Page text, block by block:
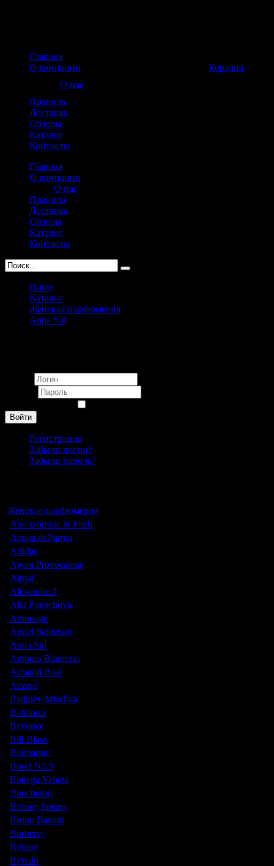
Корзина
Главная
О компании
О нас
Правила
Доставка
Обзоры
Каталог
Контакты
Главная
О компании
О нас
Правила
Доставка
Обзоры
Каталог
Контакты
Home
Каталог
Женская парфюмерия
Anna Sui
Войти
Регистрация
Забыли логин?
Забыли пароль?
Женская парфюмерия
Abercrombie & Fitch
Acqua di Parma
Adidas
Agent Provocateur
Ajmal
Alexandre.J
Alla Pugachova
Amouage
Angel Schlesser
Anna Sui
Antonio Banderas
Armand Basi
Azzaro
Badgley Mischka
Baldinini
Beyonce
Bill Blass
Blumarine
Bond No.9
Bottega Veneta
Boucheron
Britney Spears
Bruno Banani
Burberry
Bvlgari
Byredo